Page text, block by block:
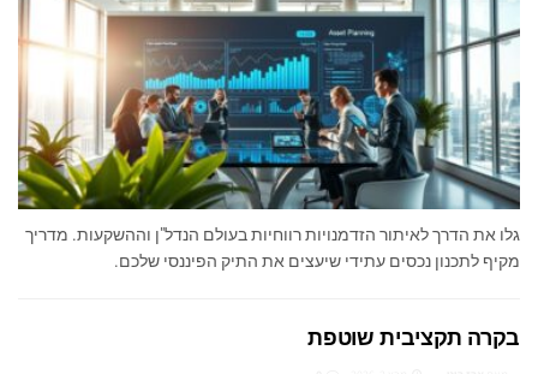
גלו את הדרך לאיתור הזדמנויות רווחיות בעולם הנדל"ן וההשקעות. מדריך
מקיף לתכנון נכסים עתידי שיעצים את התיק הפיננסי שלכם.
בקרה תקציבית שוטפת